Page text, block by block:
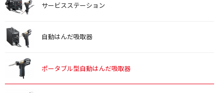
サービスステーション
自動はんだ吸取器
ポータブル型自動はんだ吸取器